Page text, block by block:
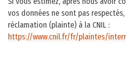
vos données ne sont pas
réclamation (plainte) à la CNIL :
https://www.cnil.fr/fr/plaintes/